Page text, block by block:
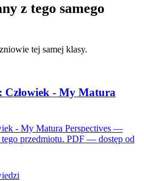
z tego samego
tej samej klasy.
Człowiek - My Matura
- My Matura Perspectives —
przedmiotu. PDF — dostęp od